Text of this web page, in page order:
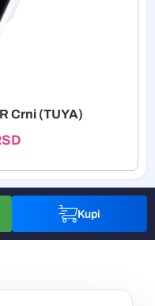
Crni (TUYA)
Kupi